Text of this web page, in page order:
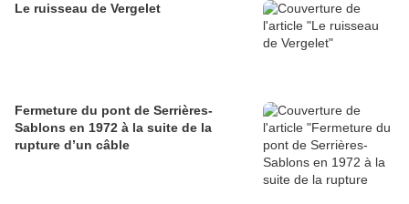
Le ruisseau de Vergelet
Fermeture du pont de Serrières-
Sablons en 1972 à la suite de la
rupture d’un câble